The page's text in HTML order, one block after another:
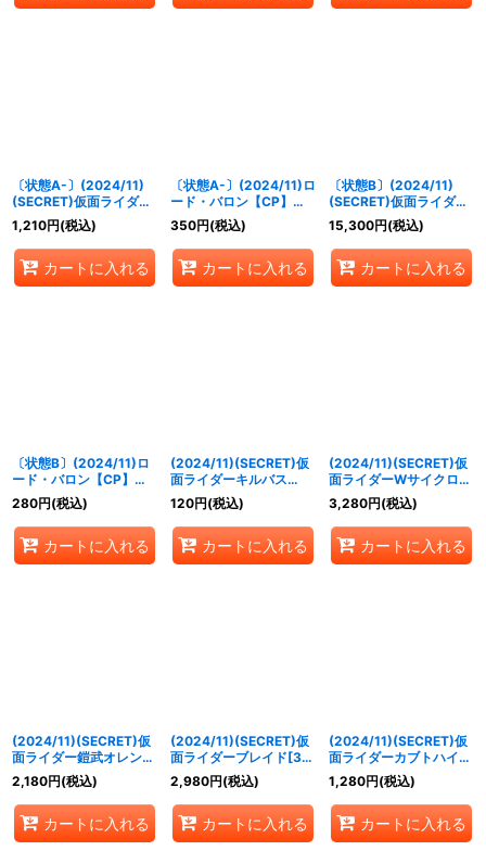
〔状態A-〕(2024/11)
(SECRET)仮面ライダー
カブトハイパーフォーム
[3]【X-SEC】{CB31-
X01}《赤》
1,210円(税込)
カートに入れる
〔状態A-〕(2024/11)ロ
ード・バロン【CP】
{CB31-CP01}《多》
350円(税込)
カートに入れる
〔状態B〕(2024/11)
(SECRET)仮面ライダー
レンゲルキングフォーム
【XX-SEC】{CB31-
XX01}《黄》
15,300円(税込)
カートに入れる
〔状態B〕(2024/11)ロ
ード・バロン【CP】
{CB31-CP01}《多》
280円(税込)
カートに入れる
(2024/11)(SECRET)仮
面ライダーキルバス
【M-SEC】{CB31-
009}《多》
120円(税込)
カートに入れる
(2024/11)(SECRET)仮
面ライダーWサイクロン
ジョーカー[3]【契約X-
SEC】{CB31-CX02}
《緑》
3,280円(税込)
カートに入れる
(2024/11)(SECRET)仮
面ライダー鎧武オレンジ
アームズ[3]【契約X-
SEC】{CB31-CX03}
《黄》
2,180円(税込)
カートに入れる
(2024/11)(SECRET)仮
面ライダーブレイド[3]
【契約X-SEC】{CB31-
CX04}《黄》
2,980円(税込)
カートに入れる
(2024/11)(SECRET)仮
面ライダーカブトハイパ
ーフォーム[3]【X-
SEC】{CB31-X01}
《赤》
1,280円(税込)
カートに入れる